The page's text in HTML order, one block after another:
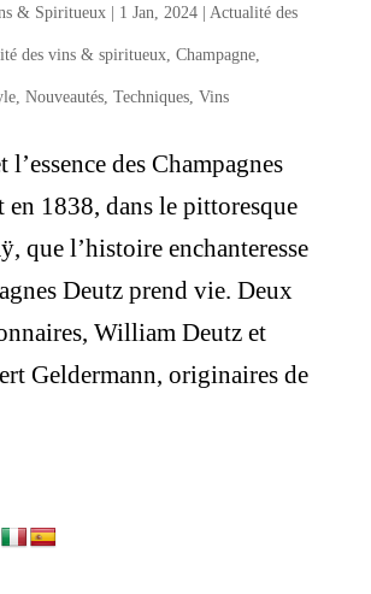
& Spiritueux| 1 Jan, 2024| Actualité des
des vins & spiritueux, Champagne,
, Nouveautés, Techniques, Vins
l’essence des Champagnes
en 1838, dans le pittoresque
que l’histoire enchanteresse
Deutz prend vie. Deux
William Deutz et
Geldermann, originaires de